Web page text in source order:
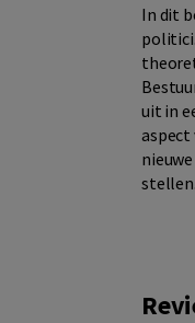
In dit
uit in
aspect
stellen.